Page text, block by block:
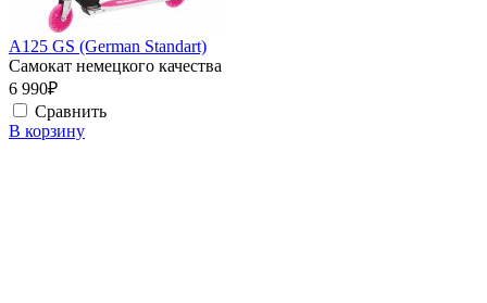
A125 GS (German Standart)
Самокат немецкого качества
6 990₽
Сравнить
В корзину